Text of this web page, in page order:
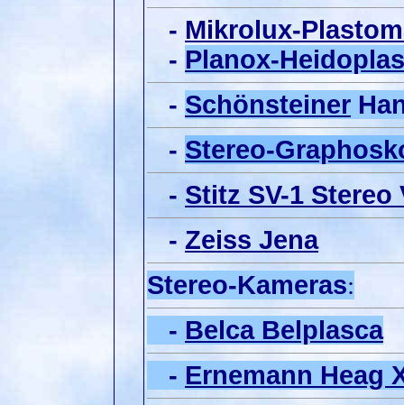
- Mikrolux-
- Planox-
- Schönsteiner
- Stereo-
- Stitz SV-1 Stereo
- Zeiss Jena
Stereo-Kameras:
- Belca Belplasca
- Ernemann Heag